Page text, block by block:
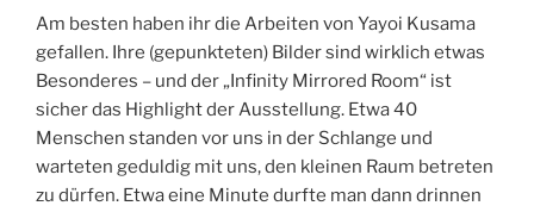
Am besten haben ihr die Arbeiten von Yayoi Kusama
gefallen. Ihre (gepunkteten) Bilder sind wirklich etwas
Besonderes – und der „Infinity Mirrored Room“ ist
sicher das Highlight der Ausstellung. Etwa 40
Menschen standen vor uns in der Schlange und
warteten geduldig mit uns, den kleinen Raum betreten
zu dürfen. Etwa eine Minute durfte man dann drinnen